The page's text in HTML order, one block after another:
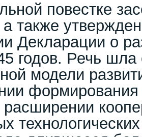
повестке
а также
Декларации о
годов. Речь
модели